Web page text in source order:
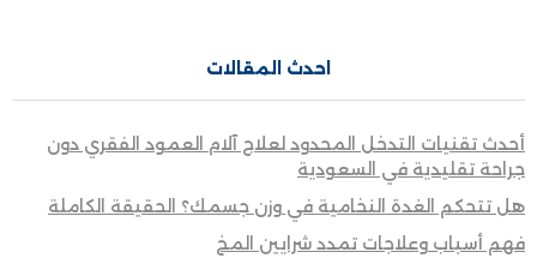
احدث المقالات
أحدث تقنيات التدخل المحدود لعلاج آلام العمود الفقري دون
جراحة تقليدية في السعودية
هل تتحكم الغدة النخامية في وزن جسمك؟ الحقيقة الكاملة
فهم أسباب وعلاجات تمدد شرايين المخ